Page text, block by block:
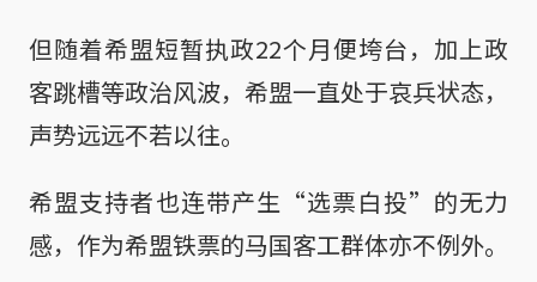
但随着希盟短暂执政22个月便垮台，加上政
客跳槽等政治风波，希盟一直处于哀兵状态，
声势远远不若以往。
希盟支持者也连带产生“选票白投”的无力
感，作为希盟铁票的马国客工群体亦不例外。